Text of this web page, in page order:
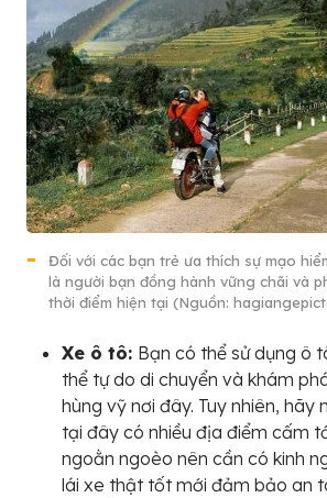
Đối với các bạn trẻ ưa thích sự mạo
là người bạn đồng hành vững chãi và
thời điểm hiện tại (Nguồn:
Xe ô tô: Bạn có thể sử dụng ô
thể tự do di chuyển và khám
hùng vỹ nơi đây. Tuy nhiên, hãy
tại đây có nhiều địa điểm cấm
ngoằn ngoèo nên cần có kinh
lái xe thật tốt mới đảm bảo an